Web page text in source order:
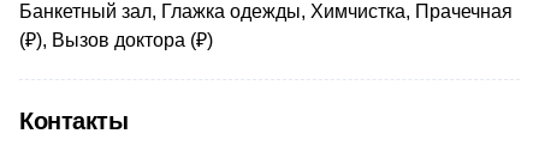
Банкетный зал, Глажка одежды, Химчистка, Прачечная
(₽), Вызов доктора (₽)
Контакты